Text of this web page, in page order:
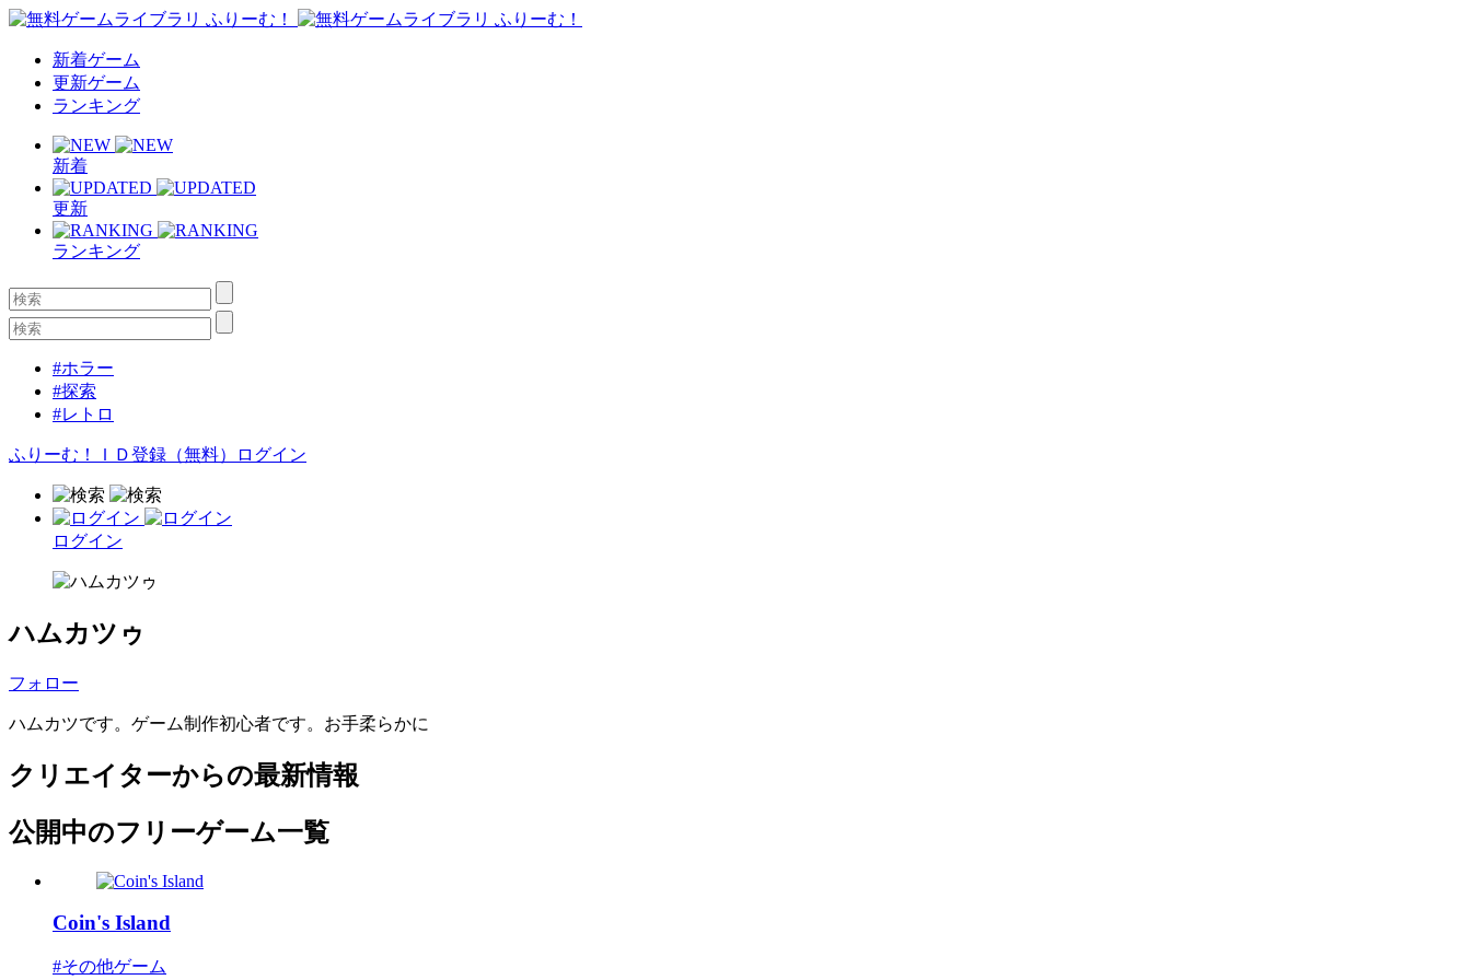
新着ゲーム
更新ゲーム
ランキング
新着
更新
ランキング
#ホラー
#探索
#レトロ
ふりーむ！ＩＤ登録（無料） ログイン
ログイン
ハムカツゥ
フォロー
ハムカツです。ゲーム制作初心者です。お手柔らかに
クリエイターからの最新情報
公開中のフリーゲーム一覧
Coin's Island
#その他ゲーム